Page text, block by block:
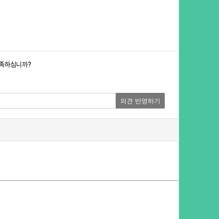
하십니까?
의견 반영하기